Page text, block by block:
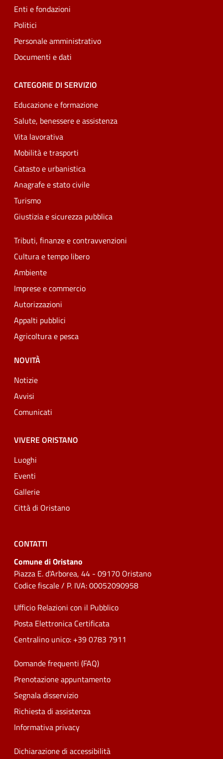
Enti e fondazioni
Politici
Personale amministrativo
Documenti e dati
CATEGORIE DI SERVIZIO
Educazione e formazione
Salute, benessere e assistenza
Vita lavorativa
Mobilità e trasporti
Catasto e urbanistica
Anagrafe e stato civile
Turismo
Giustizia e sicurezza pubblica
Tributi, finanze e contravvenzioni
Cultura e tempo libero
Ambiente
Imprese e commercio
Autorizzazioni
Appalti pubblici
Agricoltura e pesca
NOVITÀ
Notizie
Avvisi
Comunicati
VIVERE ORISTANO
Luoghi
Eventi
Gallerie
Città di Oristano
CONTATTI
Comune di Oristano
Piazza E. d'Arborea, 44 - 09170 Oristano
Codice fiscale / P. IVA: 00052090958
Ufficio Relazioni con il Pubblico
Posta Elettronica Certificata
Centralino unico: +39 0783 7911
Domande frequenti (FAQ)
Prenotazione appuntamento
Segnala disservizio
Richiesta di assistenza
Informativa privacy
Dichiarazione di accessibilità